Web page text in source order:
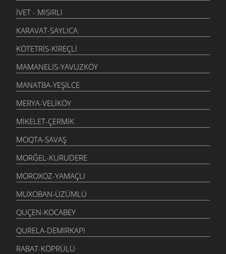
İVET - MISIRLI
KARAVAT-SAYLICA
KÖTETRIS-KIREÇLI
MAMANELIS-YAVUZKÖY
MANATBA-YEŞILCE
MERYA-VELIKÖY
MIKELET-ÇERMIK
MOQTA-SAVAŞ
MORĞEL-KURUDERE
MOROXOZ-YAMAÇLI
MUXOBAN-ÜZÜMLÜ
QUÇEN-KOCABEY
QURELA-DEMIRKAPI
RABAT-KÖPRÜLÜ